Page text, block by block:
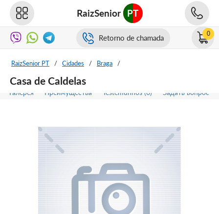
RaizSenior PT
Retorno de chamada 0
RaizSenior PT / Cidades / Braga /
Casa de Caldelas
Галерея Преимущества Testemunhos (0) Задать вопрос